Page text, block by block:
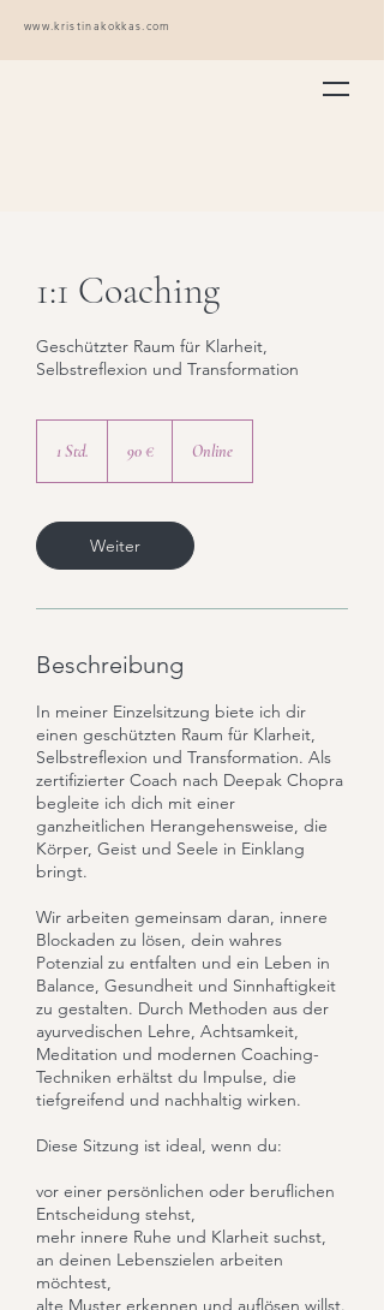
www.kristinakokkas.com
1:1 Coaching
Geschützter Raum für Klarheit,
Selbstreflexion und Transformation
1 Std.
d
90 € Online
Weiter
Beschreibung
In meiner Einzelsitzung biete ich dir
einen geschützten Raum für Klarheit,
Selbstreflexion und Transformation. Als
zertifizierter Coach nach Deepak Chopra
begleite ich dich mit einer
ganzheitlichen Herangehensweise, die
Körper, Geist und Seele in Einklang
bringt.
Wir arbeiten gemeinsam daran, innere
Blockaden zu lösen, dein wahres
Potenzial zu entfalten und ein Leben in
Balance, Gesundheit und Sinnhaftigkeit
zu gestalten. Durch Methoden aus der
ayurvedischen Lehre, Achtsamkeit,
Meditation und modernen Coaching-
Techniken erhältst du Impulse, die
tiefgreifend und nachhaltig wirken.
Diese Sitzung ist ideal, wenn du:
vor einer persönlichen oder beruflichen
Entscheidung stehst,
mehr innere Ruhe und Klarheit suchst,
an deinen Lebenszielen arbeiten
möchtest,
alte Muster erkennen und auflösen willst.